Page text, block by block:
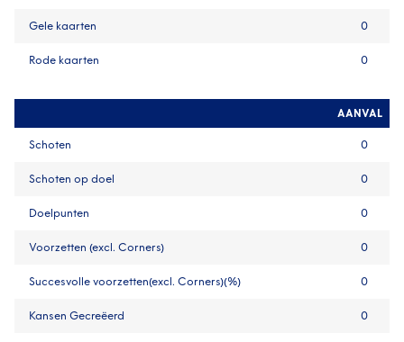
Gele kaarten 0
Rode kaarten 0
AANVAL
Schoten 0
Schoten op doel 0
Doelpunten 0
Voorzetten (excl. Corners) 0
Succesvolle voorzetten(excl. Corners)(%) 0
Kansen Gecreëerd 0